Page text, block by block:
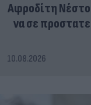
Αφροδίτη
να σε
10.08.2026